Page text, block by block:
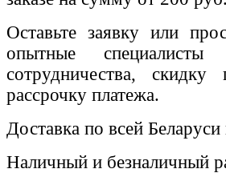
Оставьте заявку или
опытные специалисты
сотрудничества,
рассрочку платежа.
Доставка по всей
Наличный и безналичный